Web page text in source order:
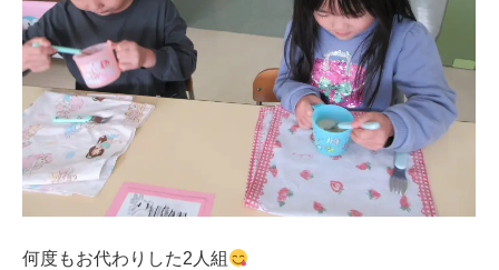
何度もお代わりした2人組